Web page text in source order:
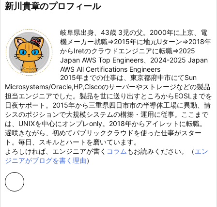
新川貴章のプロフィール
岐阜県出身、43歳 3児の父。2000年に上京、電
機メーカー就職⇒2015年に地元Uターン⇒2018年
からIretのクラウドエンジニアに転職⇒2025
Japan AWS Top Engineers、2024-2025 Japan
AWS All Certifications Engineers
2015年までの仕事は、東京都府中市にてSun
Microsystems/Oracle,HP,Ciscoのサーバーやストレージなどの製品
担当エンジニアでした。製品を世に送り出すところからEOSLまでを
日夜サポート。2015年から三重県四日市市の半導体工場に異動、情
シスのポジションで大規模システムの構築・運用に従事。ここまで
は、UNIXを中心にオンプレonly。2018年からアイレットに転職。
遅咲きながら、初めてパブリッククラウドを使った仕事がスター
ト。毎日、スキルとハートを磨いています。
よろしければ、エンジニアが書く コラム もお読みください。（エン
ジニアがブログを書く理由）